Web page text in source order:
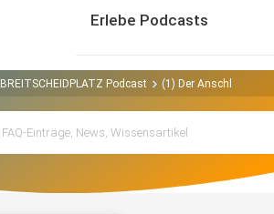
Erlebe Podcasts
BREITSCHEIDPLATZ Podcast (1) Der Anschlag